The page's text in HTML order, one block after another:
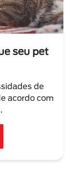
seu pet
de
acordo com